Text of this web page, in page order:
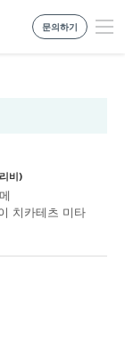
문의하기
비)
치카테츠 미타